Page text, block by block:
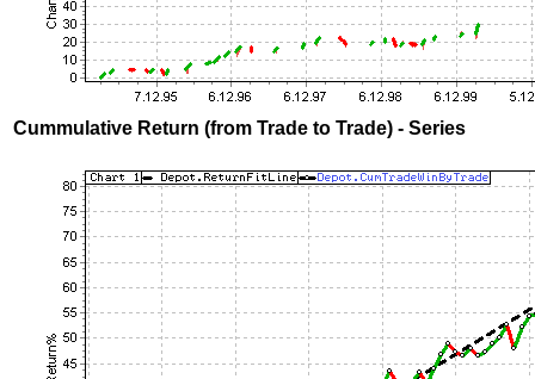
Cummulative Return (from Trade to Trade) - Series